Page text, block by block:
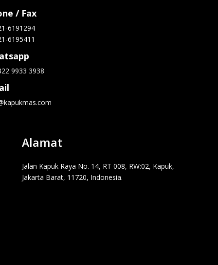
/ Fax
6191294
6195411
9933 3938
Alamat
Jalan Kapuk Raya No. 14, RT 008, RW:02, Kapuk,
Jakarta Barat, 11720, Indonesia.